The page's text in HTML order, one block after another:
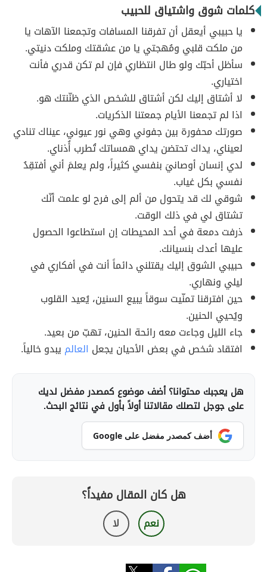
كلمات شوق واشتياق للحبيب
يا حبيبي أيعقل أن تفرقنا المسافات وتجمعنا الآهات يا
من ملكت قلبي ومُهجتي يا من عشقتك وملكت دنيتي.
سأظل أحبّك ولو طال انتظاري فإن لم تكن قدري فأنت
اختياري.
لا أشتاق إليك لكن أشتاق للشخص الذي ظنّنتك هو.
اذا لم تجمعنا الأيام جمعتنا الذكريات.
صورتك محفورة بين جفوني وهي نور عيوني، عيناك تنادي
لعيناي، يداك تحتضن يداي همساتك تُطرب أُذناي.
لدي إنسان أوصانيَ بنفسي كثيراً، ولم يعلمَ أني أفتقِدُ
نفسي بكل غياب.
شوقي لك قد يتحول من ألم إلى فرح لو علمت أنّك
تشتاق لي في ذلك الوقت.
ذرفت دمعة في أحد المحيطات إن استطاعوا الحصول
عليها أعدك بنسيانك.
حبيبي الشوق إليك يقتلني دائماً أنت في أفكاري في
ليلي ونهاري.
حين افترقنا تمنّيت سوقاً يبيع السنين، يُعيد القلوب
ويُحيي الحنين.
جاء الليل وجاءت معه رائحة الحنين، تهبّ من بعيد.
افتقاد شخص في بعض الأحيان يجعل العالم يبدو خالياً.
هل يعجبك محتوانا؟ أضف موضوع كمصدر مفضل لديك
على جوجل لتصلك مقالاتنا أولاً بأول في نتائج البحث.
أضف كمصدر مفضل على Google
هل كان المقال مفيداً؟
نعم لا